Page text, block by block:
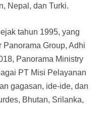
Nepal, dan Turki.
tahun 1995, yang
Group, Adhi
Panorama Ministry
PT Misi Pelayanan
gagasan, ide-ide, dan
Bhutan, Srilanka,